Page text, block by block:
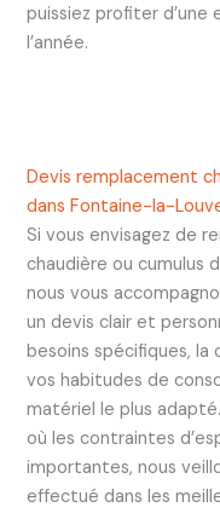
puissiez profiter d’une
l’année.
Devis remplacement
dans Fontaine-la-
Si vous envisagez de
chaudière ou cumulus
nous vous
un devis clair et
besoins spécifiques,
vos habitudes de
matériel le plus
où les contraintes
importantes, nous
effectué dans les